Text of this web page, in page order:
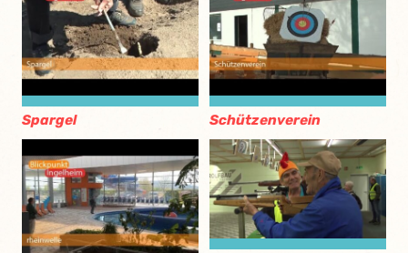
Spargel Schützenverein